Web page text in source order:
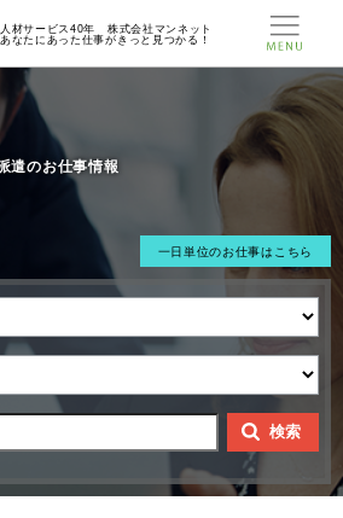
人材サービス40年 株式会社マンネット
あなたにあった仕事がきっと見つかる！
遣のお仕事情報
一日単位のお仕事はこちら
検索